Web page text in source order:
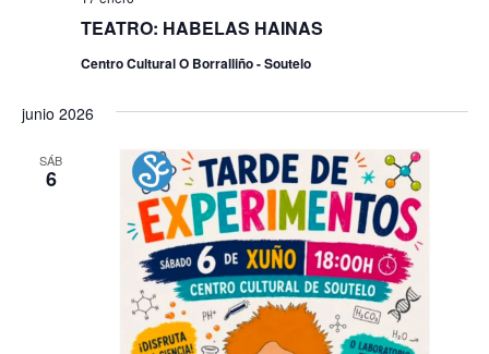
TEATRO: HABELAS HAINAS
Centro Cultural O Borralliño - Soutelo
junio 2026
SÁB
6